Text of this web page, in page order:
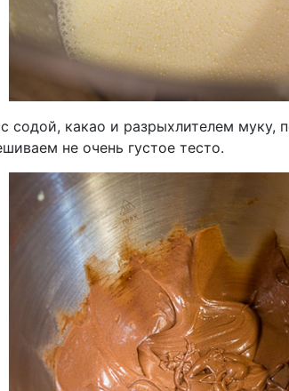
содой, какао и разрыхлителем муку,
не очень густое тесто.